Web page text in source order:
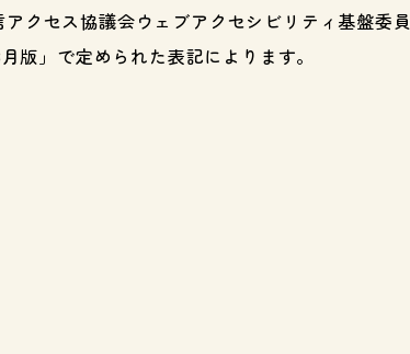
クセス協議会ウェブアクセシビリティ基盤委員
」で定められた表記によります。